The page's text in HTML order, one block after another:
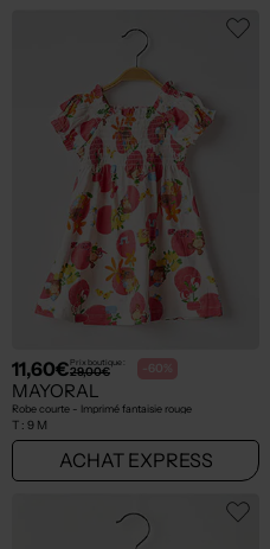
11,60€Prix boutique :
29,00€ -60%
MAYORAL
Robe courte - Imprimé fantaisie rouge
T : 9 M
ACHAT EXPRESS